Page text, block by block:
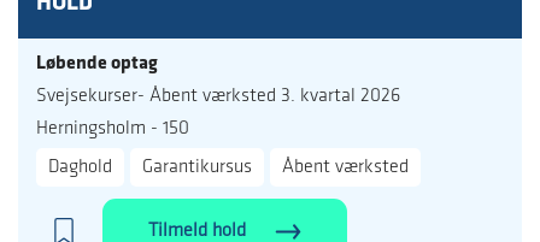
Løbende optag
Svejsekurser- Åbent værksted 3. kvartal 2026
Herningsholm - 150
Daghold
Garantikursus Åbent værksted
Tilmeld hold